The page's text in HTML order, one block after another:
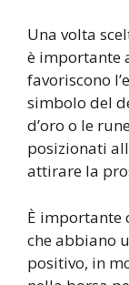
Una volta
è importante
favoriscono
simbolo del
d’oro o le
posizionati
attirare la
È importante
che abbiano
positivo, in